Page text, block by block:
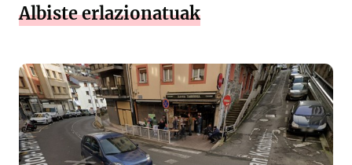
Albiste erlazionatuak